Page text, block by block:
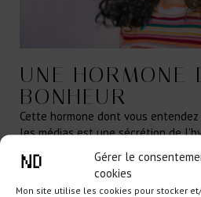
Gérer le
cookies
Mon site utilise les cookies pour stocker
UNE HORMONE
BONHEUR
Cette hormone dont vous
les médias est une sécrétion de
impliqué dans le processus de nos